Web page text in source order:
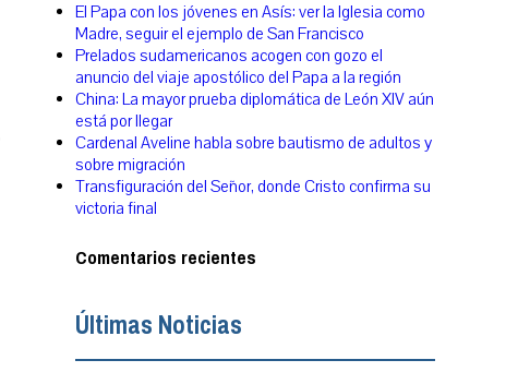
El Papa con los jóvenes en Asís: ver la Iglesia como
Madre, seguir el ejemplo de San Francisco
Prelados sudamericanos acogen con gozo el
anuncio del viaje apostólico del Papa a la región
China: La mayor prueba diplomática de León XIV aún
está por llegar
Cardenal Aveline habla sobre bautismo de adultos y
sobre migración
Transfiguración del Señor, donde Cristo confirma su
victoria final
Comentarios recientes
Últimas Noticias